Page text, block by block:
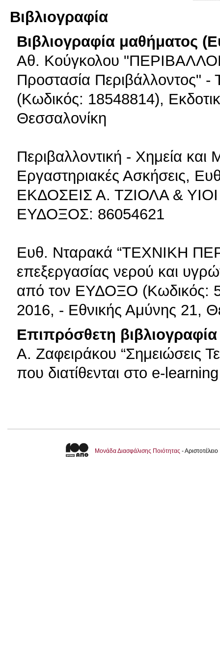
Βιβλιογραφία
Βιβλιογραφία μαθήματος
Αθ. Κούγκολου
Προστασία Περιβάλλοντος" -
(Κωδικός: 18548814),
Θεσσαλονίκη
Περιβαλλοντική - Χημεία
Εργαστηριακές Ασκήσεις,
ΕΚΔΟΣΕΙΣ Α. ΤΖΙΟΛΑ &
ΕΥΔΟΞΟΣ: 86054621
Ευθ. Νταρακά “ΤΕΧΝΙΚΗ
επεξεργασίας νερού και
από τον ΕΥΔΟΞΟ (Κωδικός:
2016, - Εθνικής Αμύνης 21,
Επιπρόσθετη βιβλιογραφία
Α. Ζαφειράκου “Σημειώσεις
που διατίθενται στο e-
Μονάδα Διασφάλισης Ποιότητας -